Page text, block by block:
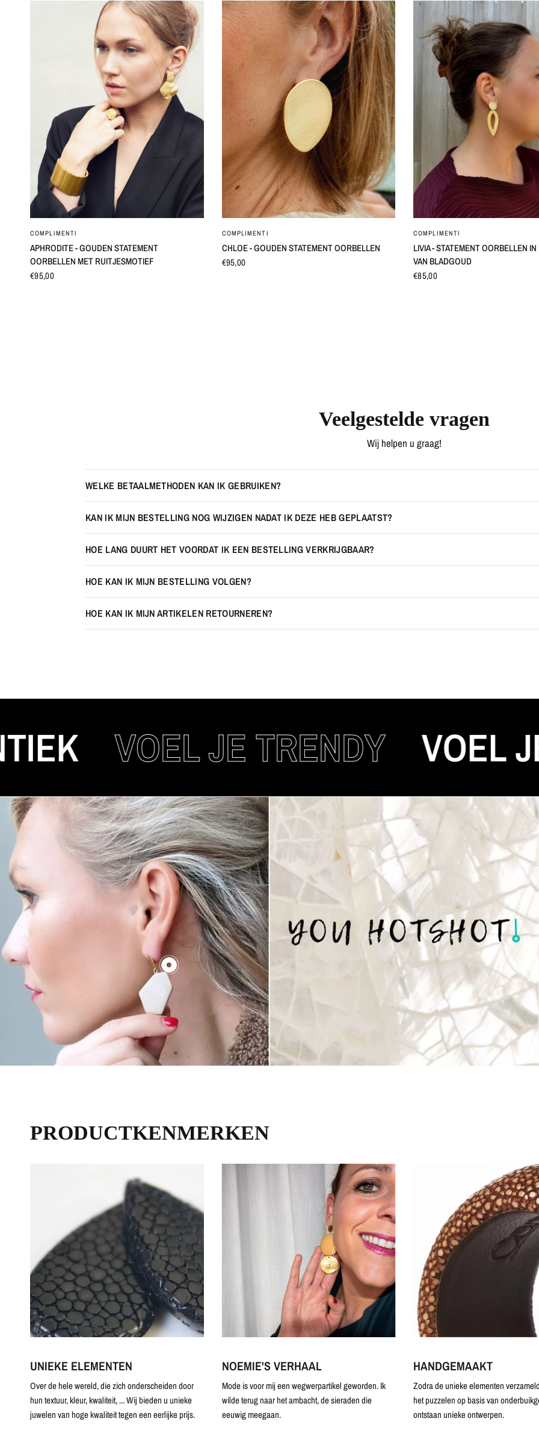
COMPLIMENTI
APHRODITE - GOUDEN STATEMENT
OORBELLEN MET RUITJESMOTIEF
€95,00
COMPLIMENTI
CHLOE - GOUDEN STATEMENT OORBELLEN
€95,00
COMPLIMENTI
LIVIA - STATEMENT OORBELLEN
VAN BLADGOUD
€85,00
Veelgestelde vragen
Wij helpen u graag!
WELKE BETAALMETHODEN KAN IK GEBRUIKEN?
KAN IK MIJN BESTELLING NOG WIJZIGEN NADAT IK DEZE HEB GEPLAATST?
HOE LANG DUURT HET VOORDAT IK EEN BESTELLING VERKRIJGBAAR?
HOE KAN IK MIJN BESTELLING VOLGEN?
HOE KAN IK MIJN ARTIKELEN RETOURNEREN?
VOEL JE TRENDY VOEL JE
€70,00
PRODUCTKENMERKEN
UNIEKE ELEMENTEN
Over de hele wereld, die zich onderscheiden door
hun textuur, kleur, kwaliteit, ... Wij bieden u unieke
juwelen van hoge kwaliteit tegen een eerlijke prijs.
NOEMIE'S VERHAAL
Mode is voor mij een wegwerpartikel geworden. Ik
wilde terug naar het ambacht, de sieraden die
eeuwig meegaan.
HANDGEMAAKT
Zodra de unieke elementen
het puzzelen op basis van
ontstaan unieke ontwerpen.